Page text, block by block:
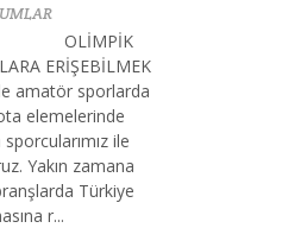
OLİMPİK
ERİŞEBİLMEK
amatör sporlarda
elemelerinde
sporcularımız ile
Yakın zamana
Türkiye
r...